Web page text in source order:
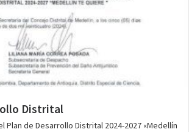
Distrital
Plan de Desarrollo Distrital 2024-2027 «Medellín